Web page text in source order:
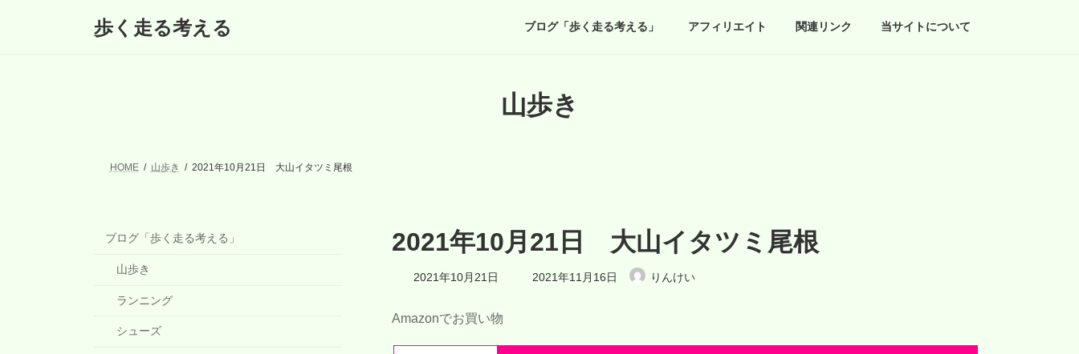
歩く走る考える ブログ「歩く走る考える」 アフィリエイト 関連リンク 当サイトについて
山歩き
HOME 山歩き 2021年10月21日 大山イタツミ尾根
2021年10月21日 大山イタツミ尾根
2021年10月21日
最
終
時
2021年11月16日 りんけい
Amazonでお買い物
ブログ「歩く走る考える」
山歩き
ランニング
シューズ